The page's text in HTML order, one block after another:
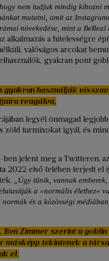
nem tudjuk mindig kihozni
mutatni, amit az
növekedése, mint a
alkalmazás a hitelességre
valóságos arcokat
gyakran pont
gyakran használják
reagálva,
legyél önmagad
zöld turmixokat igyál, és
jelent meg a Twitteren,
2022 első felében terjedt el
„Úgy tűnik, vannak
a »normális élethez«
és a közösségi
Zimmer szerint a
tekintenek a
el.